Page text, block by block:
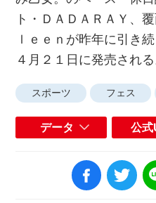
ト・ＤＡＤＡＲＡＹ、
ｌｅｅｎが昨年に引き
４月２１日に発売される
スポーツ フェス
データ 公式